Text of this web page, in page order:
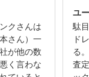
クさんは
さん）一
が他の数
く言わな
ユ
駄
ド
る
査